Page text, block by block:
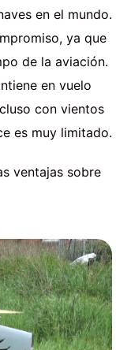
en el mundo.
ya que
de la aviación.
en vuelo
con vientos
es muy limitado.
ventajas sobre